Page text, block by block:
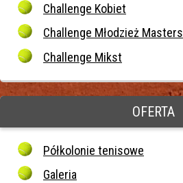
Challenge Kobiet
Challenge Młodzież Masters
Challenge Mikst
OFERTA
Półkolonie tenisowe
Galeria